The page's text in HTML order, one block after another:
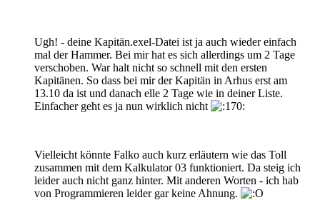
Ugh! - deine Kapitän.exel-Datei ist ja auch wieder einfach
mal der Hammer. Bei mir hat es sich allerdings um 2 Tage
verschoben. War halt nicht so schnell mit den ersten
Kapitänen. So dass bei mir der Kapitän in Arhus erst am
13.10 da ist und danach elle 2 Tage wie in deiner Liste.
Einfacher geht es ja nun wirklich nicht
Vielleicht könnte Falko auch kurz erläutern wie das Toll
zusammen mit dem Kalkulator 03 funktioniert. Da steig ich
leider auch nicht ganz hinter. Mit anderen Worten - ich hab
von Programmieren leider gar keine Ahnung.